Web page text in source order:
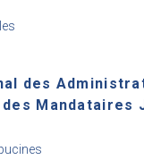
des
Mandataires